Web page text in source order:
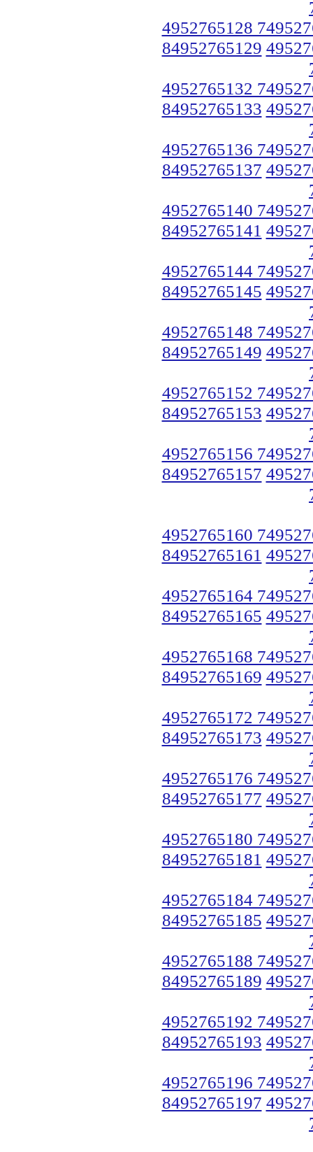
4952765128
84952765129
4952765132
84952765133
4952765136
84952765137
4952765140
84952765141
4952765144
84952765145
4952765148
84952765149
4952765152
84952765153
4952765156
84952765157
4952765160
84952765161
4952765164
84952765165
4952765168
84952765169
4952765172
84952765173
4952765176
84952765177
4952765180
84952765181
4952765184
84952765185
4952765188
84952765189
4952765192
84952765193
4952765196
84952765197